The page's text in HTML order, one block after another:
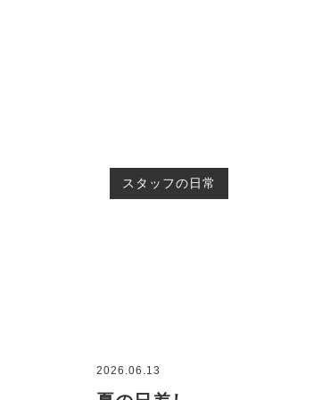
スタッフの日常
2026.06.13